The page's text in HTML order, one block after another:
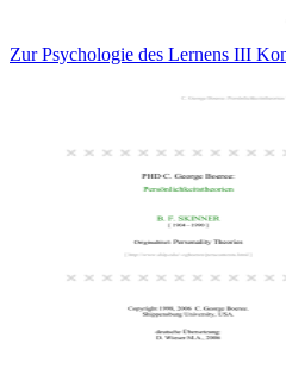
Zur Psychologie des Lernens III